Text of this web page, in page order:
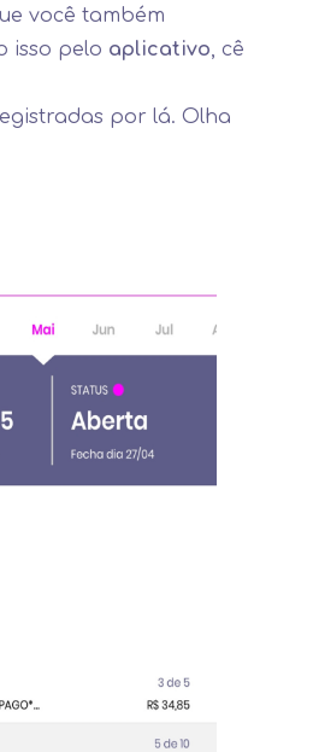
você também
isso pelo aplicativo, cê
por lá. Olha